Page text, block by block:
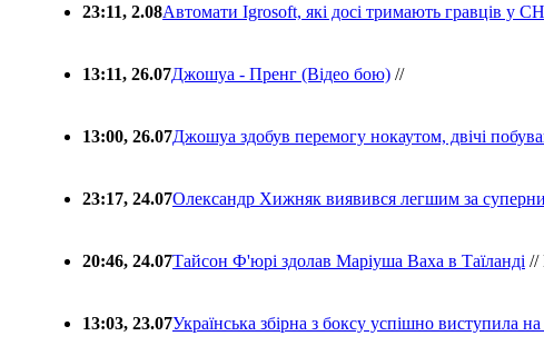
23:11, 2.08Автомати Igrosoft, які досі тримають гравців у
13:11, 26.07Джошуа - Пренг (Відео бою) //
13:00, 26.07Джошуа здобув перемогу нокаутом, двічі
23:17, 24.07Олександр Хижняк виявився легшим за
20:46, 24.07Тайсон Ф'юрі здолав Маріуша Ваха в Таїланді //
13:03, 23.07Українська збірна з боксу успішно виступила